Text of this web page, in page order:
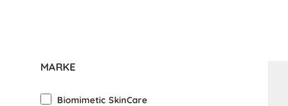
MARKE
Biomimetic SkinCare